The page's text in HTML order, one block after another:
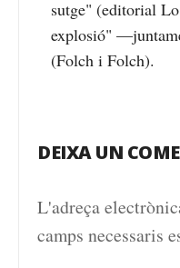
sutge" (editorial
explosió"
(Folch i Folch).
DEIXA UN
L'adreça
camps necessaris